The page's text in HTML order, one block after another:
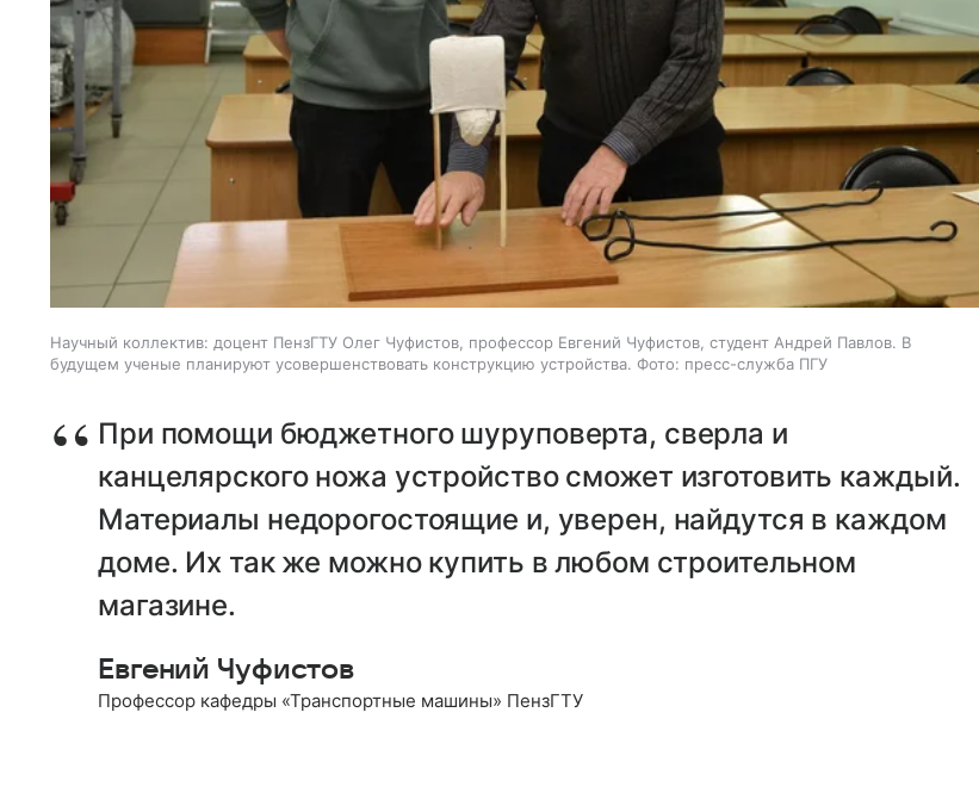
Научный коллектив: доцент ПензГТУ Олег Чуфистов, профессор Евгений Чуфистов, студент Андрей Павлов. В
будущем ученые планируют усовершенствовать конструкцию устройства. Фото: пресс-служба ПГУ
При помощи бюджетного шуруповерта, сверла и
канцелярского ножа устройство сможет изготовить каждый.
Материалы недорогостоящие и, уверен, найдутся в каждом
доме. Их так же можно купить в любом строительном
магазине.
Евгений Чуфистов
Профессор кафедры «Транспортные машины» ПензГТУ